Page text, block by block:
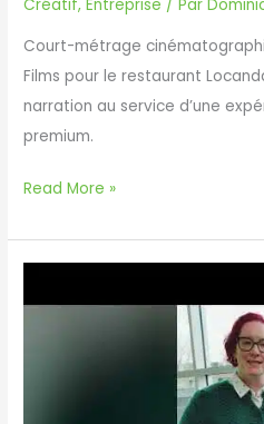
Créatif,Entreprise / Par
Court-métrage
Films pour le restaurant
narration au service d’une
premium.
Locanda
de
Read More »